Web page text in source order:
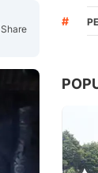
Share
#